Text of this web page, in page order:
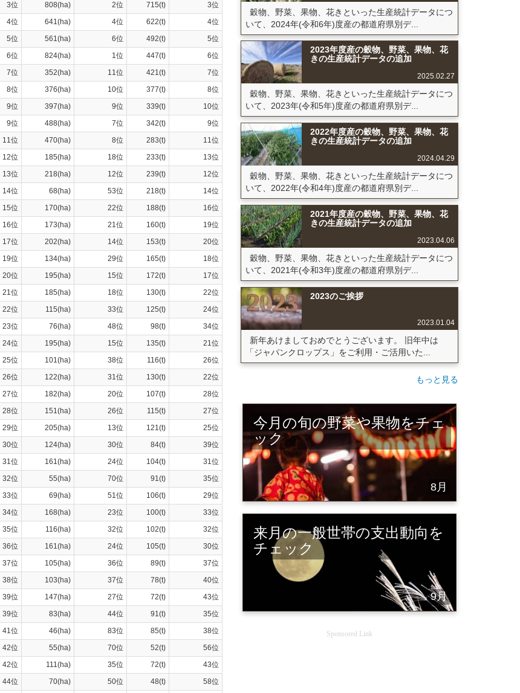
3位 808(ha) 2位 715(t)
3位
4位 641(ha) 4位 622(t)
4位
5位 561(ha) 6位 492(t)
5位
6位 824(ha) 1位 447(t)
6位
7位 352(ha) 11位 421(t)
7位
8位 376(ha) 10位 377(t)
8位
9位 397(ha) 9位 339(t)
10位
9位 488(ha) 7位 342(t)
9位
11位 470(ha) 8位 283(t)
11位
12位 185(ha) 18位 233(t)
13位
13位 218(ha) 12位 239(t)
12位
14位 68(ha) 53位 218(t)
14位
15位 170(ha) 22位 188(t)
16位
16位 173(ha) 21位 160(t)
19位
17位 202(ha) 14位 153(t)
20位
19位 134(ha) 29位 165(t)
18位
20位 195(ha) 15位 172(t)
17位
21位 185(ha) 18位 130(t)
22位
22位 115(ha) 33位 125(t)
24位
23位 76(ha) 48位 98(t)
34位
24位 195(ha) 15位 135(t)
21位
25位 101(ha) 38位 116(t)
26位
26位 122(ha) 31位 130(t)
22位
27位 182(ha) 20位 107(t)
28位
28位 151(ha) 26位 115(t)
27位
29位 205(ha) 13位 121(t)
25位
30位 124(ha) 30位 84(t)
39位
31位 161(ha) 24位 104(t)
31位
32位 55(ha) 70位 91(t)
35位
33位 69(ha) 51位 106(t)
29位
34位 168(ha) 23位 100(t)
33位
35位 116(ha) 32位 102(t)
32位
36位 161(ha) 24位 105(t)
30位
37位 105(ha) 36位 89(t)
37位
38位 103(ha) 37位 78(t)
40位
39位 147(ha) 27位 72(t)
43位
39位 83(ha) 44位 91(t)
35位
41位 46(ha) 83位 85(t)
38位
42位 55(ha) 70位 52(t)
56位
42位 111(ha) 35位 72(t)
43位
44位 70(ha) 50位 48(t)
58位
穀物、野菜、果物、花きといった生産統計データにつ
いて、2024年(令和6年)度産の都道府県別デ...
2023年度産の穀物、野菜、果物、花
きの生産統計データの追加
2025.02.27
穀物、野菜、果物、花きといった生産統計データにつ
いて、2023年(令和5年)度産の都道府県別デ...
2022年度産の穀物、野菜、果物、花
きの生産統計データの追加
2024.04.29
穀物、野菜、果物、花きといった生産統計データにつ
いて、2022年(令和4年)度産の都道府県別デ...
2021年度産の穀物、野菜、果物、花
きの生産統計データの追加
2023.04.06
穀物、野菜、果物、花きといった生産統計データにつ
いて、2021年(令和3年)度産の都道府県別デ...
2023のご挨拶
2023.01.04
新年あけましておめでとうございます。 旧年中は
「ジャパンクロップス」をご利用・ご活用いた...
もっと見る
今月の旬の野菜や果物をチェ
ック
8月
来月の一般世帯の支出動向を
チェック
9月
Sponsored Link